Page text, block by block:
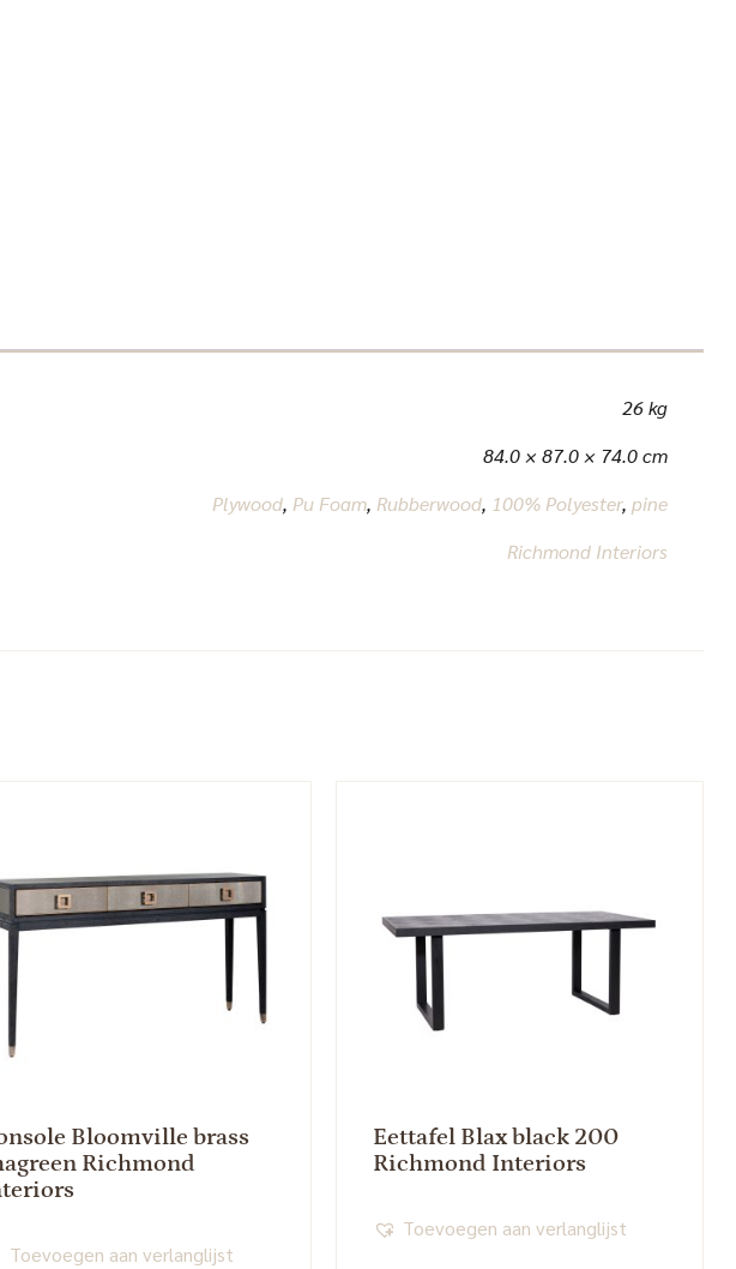
26 kg
84.0 × 87.0 × 74.0 cm
Plywood, Pu Foam, Rubberwood, 100% Polyester, pine
Richmond Interiors
Bloomville brass
Richmond
Toevoegen aan verlanglijst
Eettafel Blax black 200
Richmond Interiors
Toevoegen aan verlanglijst